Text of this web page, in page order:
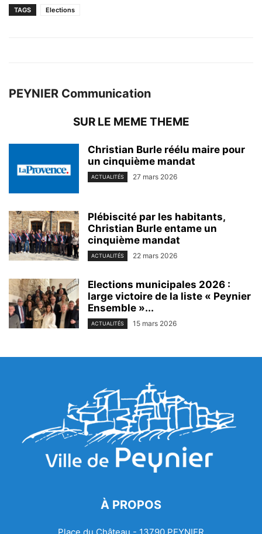
TAGS Elections
PEYNIER Communication
SUR LE MEME THEME
Christian Burle réélu maire pour
un cinquième mandat
ACTUALITÉS 27 mars 2026
Plébiscité par les habitants,
Christian Burle entame un
cinquième mandat
ACTUALITÉS 22 mars 2026
Elections municipales 2026 :
large victoire de la liste « Peynier
Ensemble »...
ACTUALITÉS 15 mars 2026
À PROPOS
Place du Château - 13790 PEYNIER